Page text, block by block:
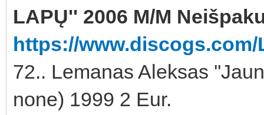
LAPŲ'' 2006 M/M
https://www.discogs.com/
72.. Lemanas Aleksas
none) 1999 2 Eur.